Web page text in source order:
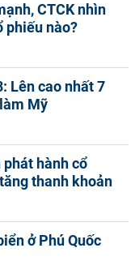
CTCK nhìn
phiếu nào?
Lên cao nhất 7
Mỹ
hành cổ
thanh khoản
ở Phú Quốc